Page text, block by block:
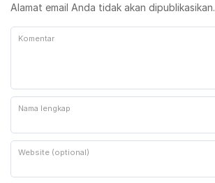
Alamat email Anda tidak akan dipublikasikan.
Komentar
Nama lengkap
Website (optional)